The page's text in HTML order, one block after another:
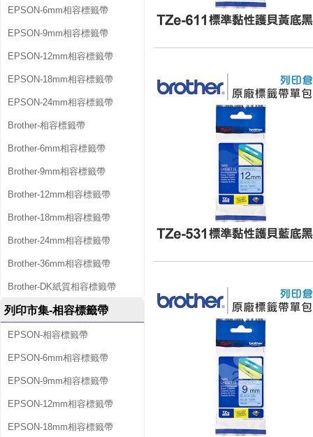
EPSON-6mm相容標籤帶
EPSON-9mm相容標籤帶
EPSON-12mm相容標籤帶
EPSON-18mm相容標籤帶
EPSON-24mm相容標籤帶
Brother-相容標籤帶
Brother-6mm相容標籤帶
Brother-9mm相容標籤帶
Brother-12mm相容標籤帶
Brother-18mm相容標籤帶
Brother-24mm相容標籤帶
Brother-36mm相容標籤帶
Brother-DK紙質相容標籤帶
列印市集-相容標籤帶
EPSON-相容標籤帶
EPSON-6mm相容標籤帶
EPSON-9mm相容標籤帶
EPSON-12mm相容標籤帶
EPSON-18mm相容標籤帶